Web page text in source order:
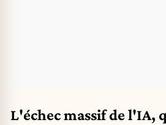
L'échec massif de l'IA,